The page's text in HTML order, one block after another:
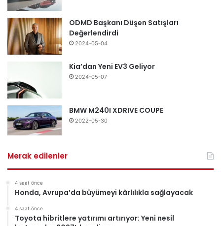
ODMD Başkanı Düşen Satışları
Değerlendirdi
2024-05-04
Kia’dan Yeni EV3 Geliyor
2024-05-07
BMW M240I XDRIVE COUPE
2022-05-30
Merak edilenler
4 saat önce
Honda, Avrupa’da büyümeyi kârlılıkla sağlayacak
4 saat önce
Toyota hibritlere yatırımı artırıyor: Yeni nesil